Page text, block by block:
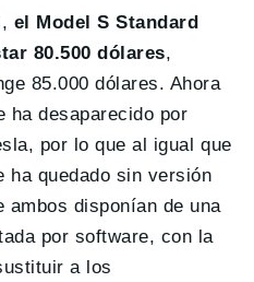
el Model S Standard
80.500 dólares,
85.000 dólares. Ahora
ha desaparecido por
por lo que al igual que
ha quedado sin versión
ambos disponían de una
por software, con la
a los